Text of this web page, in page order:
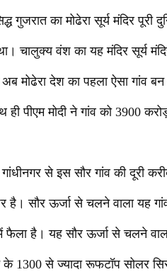
गुजरात का मोढेरा सूर्य मंदिर
चालुक्य वंश का यह मंदिर सूर्य
मोढेरा देश का पहला ऐसा गांव बन
ही पीएम मोदी ने गांव को 3900
गांधीनगर से इस सौर गांव की दूरी
है। सौर ऊर्जा से चलने वाला यह
फैला है। यह सौर ऊर्जा से चलने
के 1300 से ज्यादा रूफटॉप सोलर